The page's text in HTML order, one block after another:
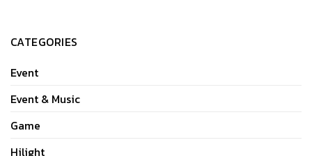
CATEGORIES
Event
Event & Music
Game
Hilight